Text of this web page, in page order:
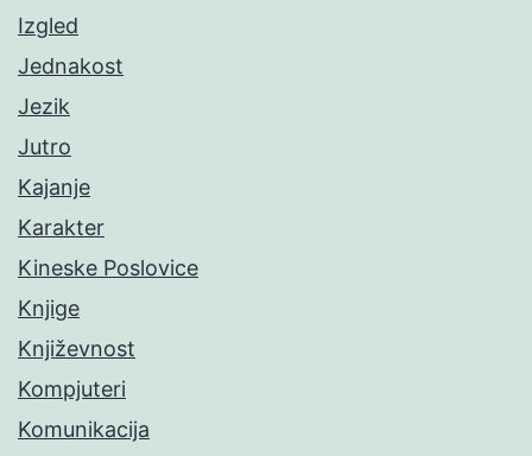
Izgled
Jednakost
Jezik
Jutro
Kajanje
Karakter
Kineske Poslovice
Knjige
Književnost
Kompjuteri
Komunikacija